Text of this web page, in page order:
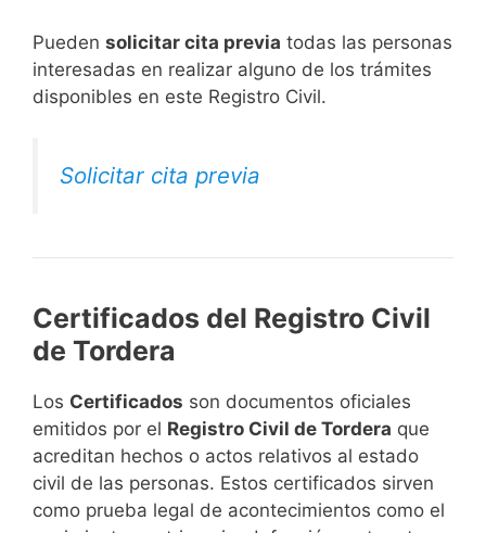
​Pueden solicitar cita previa todas las personas
interesadas en realizar alguno de los trámites
disponibles en este Registro Civil.​
Solicitar cita previa
Certificados del Registro Civil
de Tordera
Los Certificados son documentos oficiales
emitidos por el Registro Civil de Tordera que
acreditan hechos o actos relativos al estado
civil de las personas. Estos certificados sirven
como prueba legal de acontecimientos como el